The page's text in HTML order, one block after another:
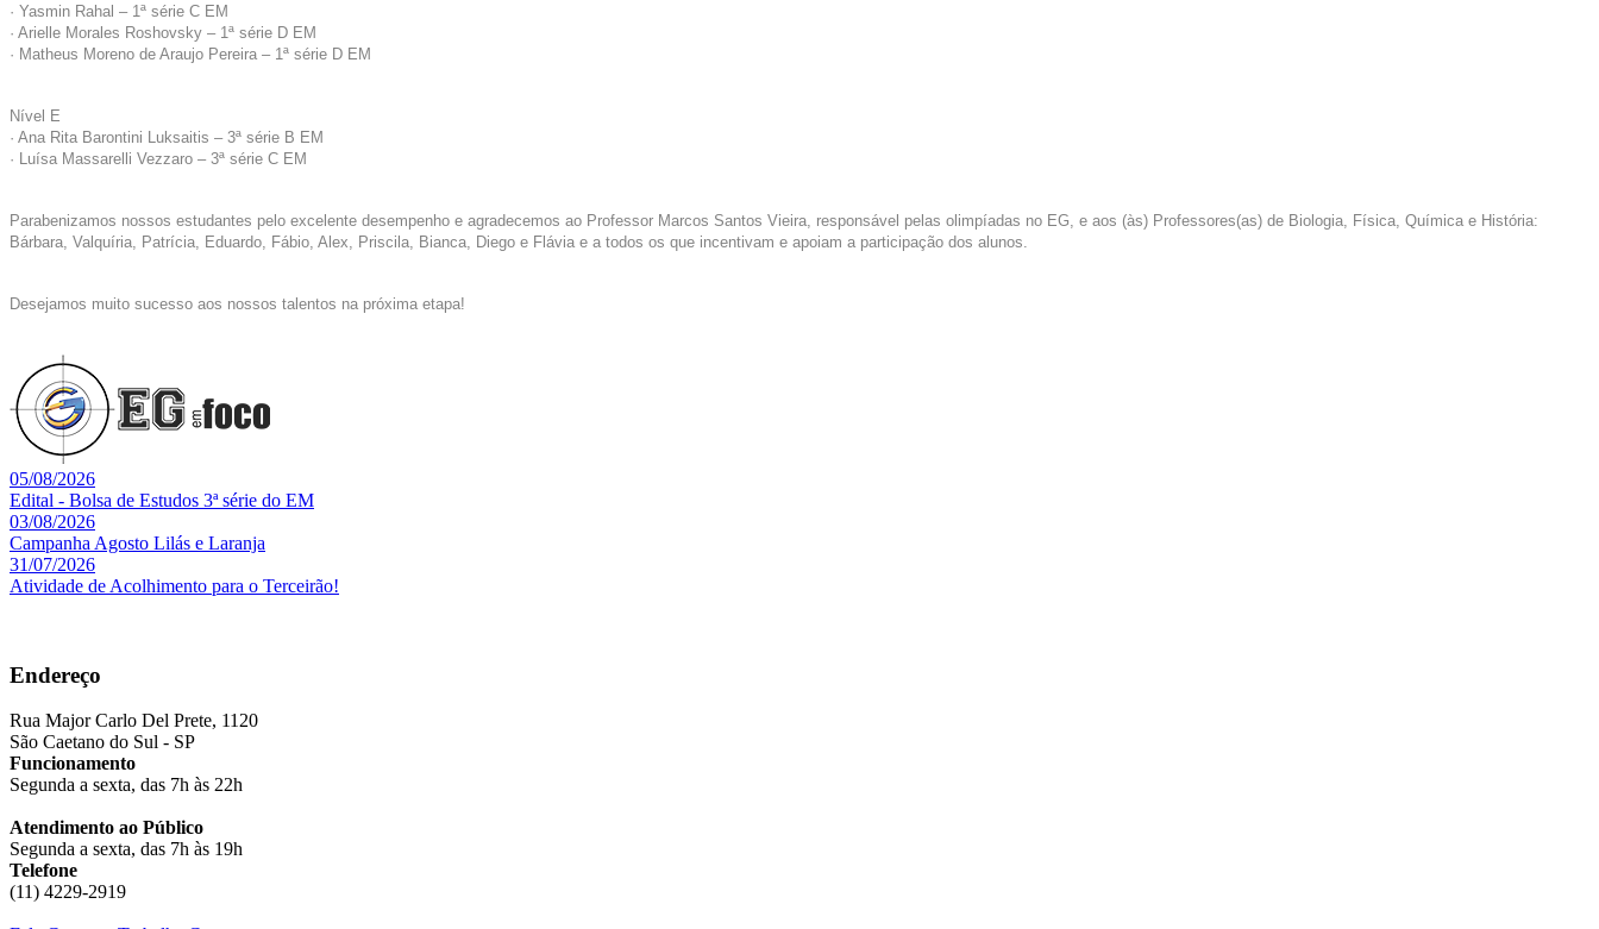
· Yasmin Rahal – 1ª série C EM
· Arielle Morales Roshovsky – 1ª série D EM
· Matheus Moreno de Araujo Pereira – 1ª série D EM
Nível E
· Ana Rita Barontini Luksaitis – 3ª série B EM
· Luísa Massarelli Vezzaro – 3ª série C EM
Parabenizamos nossos estudantes pelo excelente desempenho e agradecemos ao Professor Marcos Santos Vieira, responsável pelas olimpíadas no EG, e aos (às) Professores(as) de Biologia, Física, Química e História:
Bárbara, Valquíria, Patrícia, Eduardo, Fábio, Alex, Priscila, Bianca, Diego e Flávia e a todos os que incentivam e apoiam a participação dos alunos.
Desejamos muito sucesso aos nossos talentos na próxima etapa!
05/08/2026
Edital - Bolsa de Estudos 3ª série do EM
03/08/2026
Campanha Agosto Lilás e Laranja
31/07/2026
Atividade de Acolhimento para o Terceirão!
Endereço
Rua Major Carlo Del Prete, 1120
São Caetano do Sul - SP
Funcionamento
Segunda a sexta, das 7h às 22h
Atendimento ao Público
Segunda a sexta, das 7h às 19h
Telefone
(11) 4229-2919